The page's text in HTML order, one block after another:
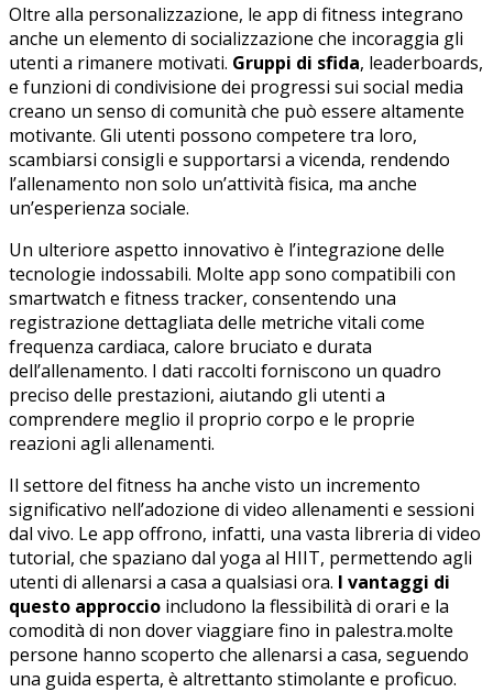
Oltre alla personalizzazione, le app di fitness integrano
anche un elemento di socializzazione che incoraggia gli
utenti a rimanere motivati. Gruppi di ​sfida, ⁢leaderboards,
e funzioni di condivisione dei ‍progressi‌ sui social media
‌creano un ⁢senso di comunità che può essere⁤ altamente
motivante. Gli utenti possono competere tra loro, ​
scambiarsi consigli ⁢e⁢ supportarsi a‌ vicenda,‍ rendendo
l’allenamento non solo un’attività fisica,⁣ ma anche
un’esperienza sociale.
Un ulteriore aspetto innovativo è l’integrazione delle
⁢tecnologie indossabili. Molte app sono compatibili con
smartwatch e fitness tracker, consentendo ⁣una
‍registrazione ⁣dettagliata delle metriche vitali ‌come
frequenza cardiaca, calore bruciato⁢ e durata
dell’allenamento. I dati raccolti forniscono un quadro
preciso⁢ delle ⁤prestazioni, aiutando gli utenti a
comprendere meglio⁣ il ‍proprio ‌corpo e le ‍proprie
reazioni agli allenamenti.
Il⁤ settore ‌del ‍fitness ha anche visto un incremento
significativo nell’adozione di video allenamenti e‍ sessioni
dal vivo. Le app offrono, infatti, ⁤una vasta libreria‍ di video
tutorial, che spaziano dal ‍yoga al HIIT, ⁢permettendo agli
utenti di allenarsi ⁢a casa a⁢ qualsiasi ora. I vantaggi ‍di
questo approccio includono la flessibilità di orari e ‌la
comodità di⁣ non ⁣dover viaggiare fino in ⁣palestra.molte
persone hanno scoperto che allenarsi a casa, seguendo
una guida esperta, è ⁤altrettanto stimolante‍ e proficuo.